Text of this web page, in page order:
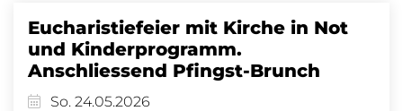
Eucharistiefeier mit Kirche in Not
und Kinderprogramm.
Anschliessend Pfingst-Brunch
So. 24.05.2026